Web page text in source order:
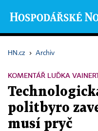
HN.cz › Archiv
KOMENTÁŘ LUĎKA
politbyro
musí pryč